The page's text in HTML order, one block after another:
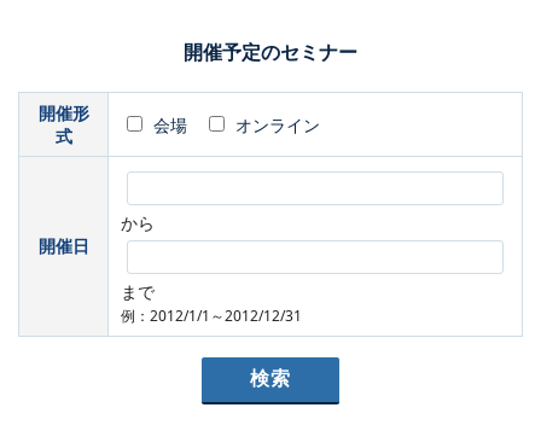
開催予定のセミナー
開催形
式
会場 オンライン
開催日
から
まで
例：2012/1/1～2012/12/31